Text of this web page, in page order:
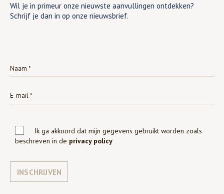
Wil je in primeur onze nieuwste aanvullingen ontdekken?
Schrijf je dan in op onze nieuwsbrief.
Ik ga akkoord dat mijn gegevens gebruikt worden zoals
beschreven in de privacy policy
INSCHRIJVEN